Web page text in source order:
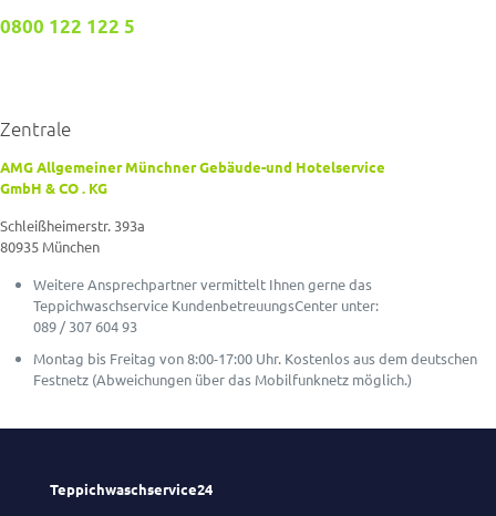
0800 122 122 5
Zentrale
AMG Allgemeiner Münchner Gebäude-und Hotelservice
GmbH & CO . KG
Schleißheimerstr. 393a
80935 München
Weitere Ansprechpartner vermittelt Ihnen gerne das
Teppichwaschservice KundenbetreuungsCenter unter:
089 / 307 604 93
Montag bis Freitag von 8:00-17:00 Uhr. Kostenlos aus dem deutschen
Festnetz (Abweichungen über das Mobilfunknetz möglich.)
Teppichwaschservice24